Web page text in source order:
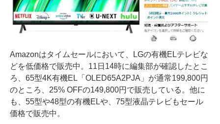
Amazonはタイムセールにおいて、LGの有機ELテレビな
どを低価格で販売中。11日14時に編集部が確認したとこ
ろ、65型4K有機EL「OLED65A2PJA」が通常199,800円
のところ、25% OFFの149,800円で販売している。他に
も、55型や48型の有機ELや、75型液晶テレビもセール
価格で販売中。